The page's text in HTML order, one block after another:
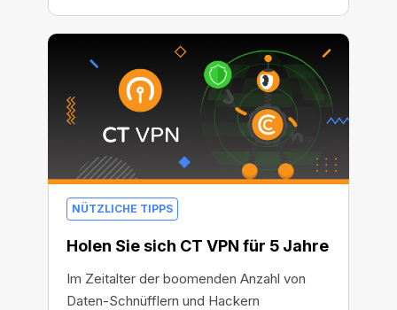
Videos, unerwünschten Popups und
Bannern fühlen, die Sie im Laufe der Zeit
einmal gestört haben. Nutzen Sie unser
bestes Angebot: Werden Sie Profi zu
einem Rekordpreis.
NÜTZLICHE TIPPS
Holen Sie sich CT VPN für 5 Jahre
Im Zeitalter der boomenden Anzahl von
Daten-Schnüfflern und Hackern